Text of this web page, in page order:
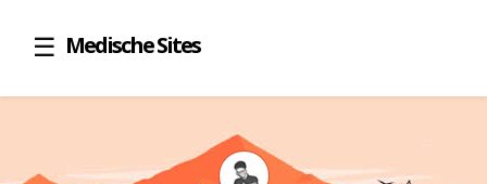
Medische Sites